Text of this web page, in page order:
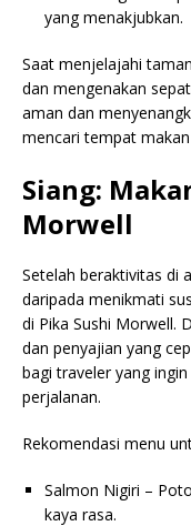
yang menakjubkan.
Saat menjelajahi
dan mengenakan
aman dan
mencari tempat
Siang:
Morwell
Setelah beraktivitas di
daripada menikmati
di Pika Sushi Morwell.
dan penyajian yang
bagi traveler yang
perjalanan.
Rekomendasi menu
Salmon Nigiri –
kaya rasa.